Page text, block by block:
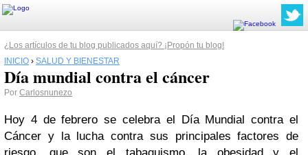
¿Los artículos de tu blog publicados aquí? ¡Propón tu blog!
INICIO › SALUD Y BIENESTAR
Día mundial contra el cáncer
Por Carlosnunezo
Hoy 4 de febrero se celebra el Día Mundial contra el
Cáncer y la lucha contra sus principales factores de